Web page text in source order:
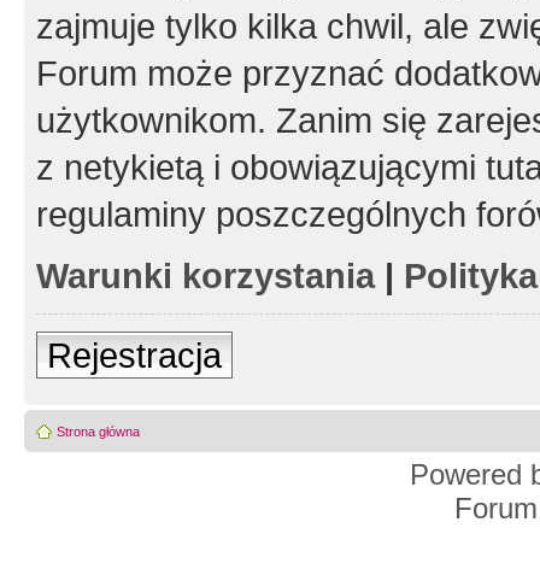
zajmuje tylko kilka chwil, ale
Forum może przyznać
użytkownikom. Zanim się
z netykietą i obowiązującymi
regulaminy poszczególnych
Warunki korzystania|
Rejestracja
Strona główna
Powered